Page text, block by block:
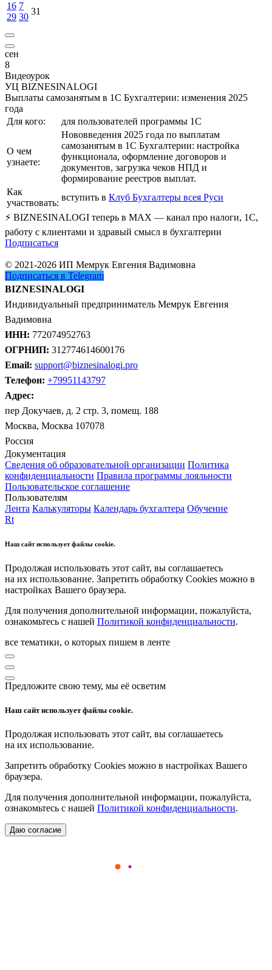
16
29
7
30
31
сен
8
Видеоурок
УЦ BIZNESINALOGI
Выплаты самозанятым в 1С Бухгалтерии: изменения 2025
года
Для кого:
для пользователей программы 1С
О чем
узнаете:
Нововведения 2025 года по выплатам
самозанятым в 1С Бухгалтерии: настройка
функционала, оформление договоров и
документов, загрузка чеков НПД и
формирование реестров выплат.
Как
участвовать:
вступить в Клуб Бухгалтеры всея Руси
⚡ BIZNESINALOGI теперь в MAX — канал про налоги, 1С,
работу с клиентами и здравый смысл в бухгалтерии
Подписаться
© 2021-2026 ИП Мемрук Евгения Вадимовна
Подписаться в Telegram
BIZNESINALOGI
Индивидуальный предприниматель Мемрук Евгения
Вадимовна
ИНН: 772074952763
ОГРНИП: 312774614600176
Email: support@biznesinalogi.pro
Телефон: +79951143797
Адрес:
пер Докучаев, д. 2 стр. 3, помещ. 188
Москва, Москва 107078
Россия
Документация
Сведения об образовательной организации Политика
конфиденциальности Правила программы лояльности
Пользовательское соглашение
Пользователям
Лента Калькуляторы Календарь бухгалтера Обучение
Rt
Наш сайт использует файлы cookie.
Продолжая использовать этот сайт, вы соглашаетесь
на их использование. Запретить обработку Cookies можно в
настройках Вашего браузера.
Для получения дополнительной информации, пожалуйста,
ознакомьтесь с нашей Политикой конфиденциальности.
все тематики, о которых пишем в ленте
Предложите свою тему, мы её осветим
Наш сайт использует файлы cookie.
Продолжая использовать этот сайт, вы соглашаетесь
на их использование.
Запретить обработку Cookies можно в настройках Вашего
браузера.
Для получения дополнительной информации, пожалуйста,
ознакомьтесь с нашей Политикой конфиденциальности.
Даю согласие